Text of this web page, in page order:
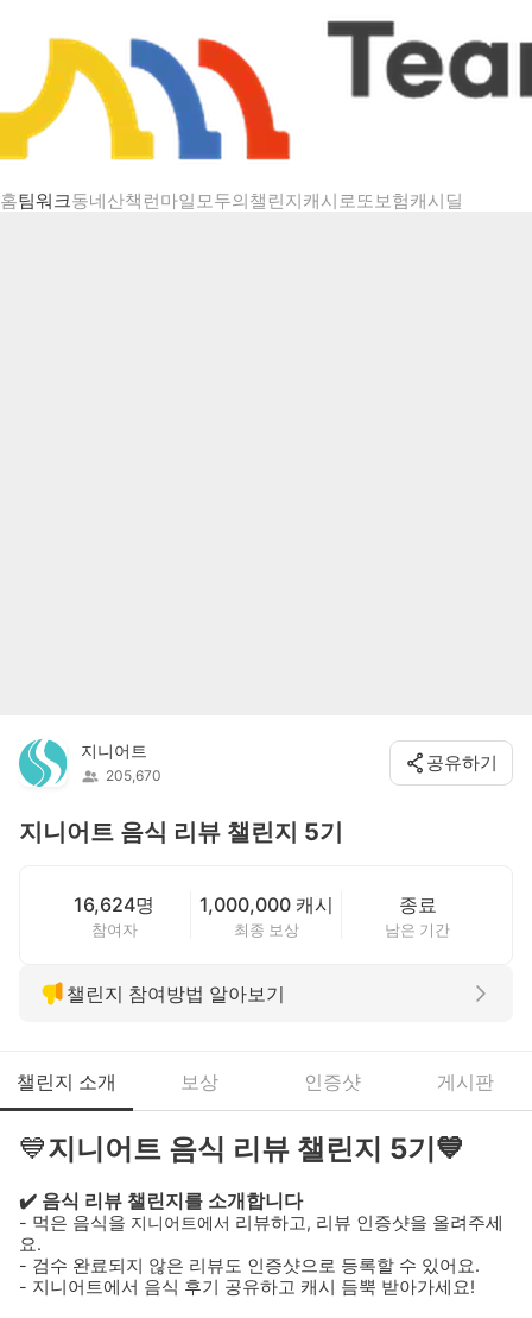
홈팀워크동네산책 런마일모두의챌린지캐시로또보험캐시딜
챌린지 상세
지니어트
205,670
공유하기
지니어트 음식 리뷰 챌린지 5기
16,624명
참여자
1,000,000 캐시
최종 보상
종료
남은 기간
챌린지 참여방법 알아보기
챌린지 소개 보상 인증샷 게시판
💙지니어트 음식 리뷰 챌린지 5기💙
✔️ 음식 리뷰 챌린지를 소개합니다
- 먹은 음식을 지니어트에서 리뷰하고, 리뷰 인증샷을 올려주세
요.
- 검수 완료되지 않은 리뷰도 인증샷으로 등록할 수 있어요.
- 지니어트에서 음식 후기 공유하고 캐시 듬뿍 받아가세요!